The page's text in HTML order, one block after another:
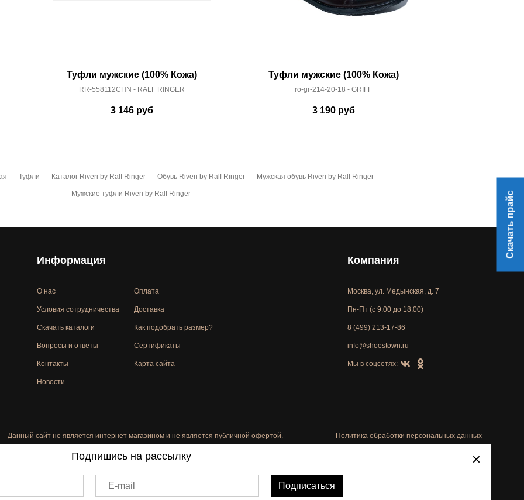
Туфли мужские (100% Кожа)
RR-558112CHN - RALF RINGER
3 146руб
Туфли мужские (100% Кожа)
ro-gr-214-20-18 - GRIFF
3 190руб
Туфли Каталог Riveri by Ralf Ringer Обувь Riveri by Ralf Ringer Мужская обувь Riveri by Ralf Ringer
Мужские туфли Riveri by Ralf Ringer
Информация
О нас
Условия сотрудничества
Скачать каталоги
Вопросы и ответы
Контакты
Новости
Оплата
Доставка
Как подобрать размер?
Сертификаты
Карта сайта
Компания
Москва, ул. Медынская, д. 7
Пн-Пт (с 9:00 до 18:00)
8 (499) 213-17-86
info@shoestown.ru
Мы в соцсетях:
Данный сайт не является интернет магазином и не является публичной офертой. Политика обработки персональных данных
Автоматизировано -
Скачать прайс
Подпишись на рассылку
E-mail Подписаться